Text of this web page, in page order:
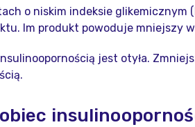
o niskim indeksie glikemicznym
Im produkt powoduje mniejszy
jest otyła.